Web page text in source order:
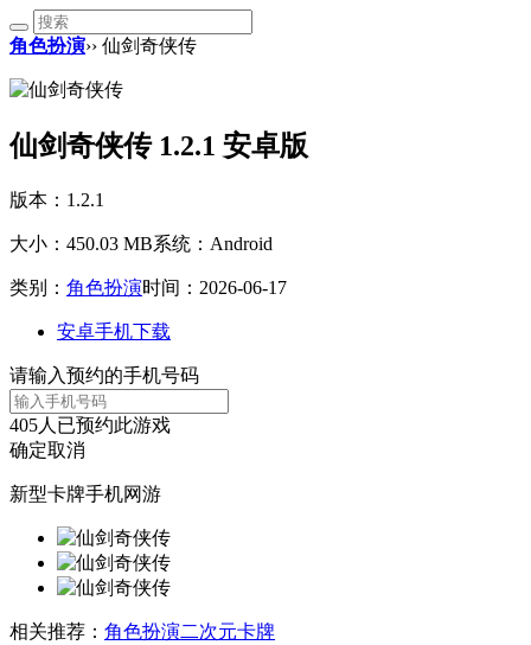
角色扮演›› 仙剑奇侠传
仙剑奇侠传 1.2.1 安卓版
版本：1.2.1
大小：450.03 MB系统：Android
类别： 角色扮演时间：2026-06-17
安卓手机下载
请输入预约的手机号码
405人已预约此游戏
确定取消
新型卡牌手机网游
相关推荐： 角色扮演二次元卡牌